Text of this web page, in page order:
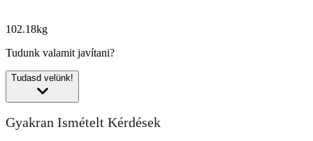
102.18kg
Tudunk valamit javítani?
Tudasd velünk!
Gyakran Ismételt Kérdések